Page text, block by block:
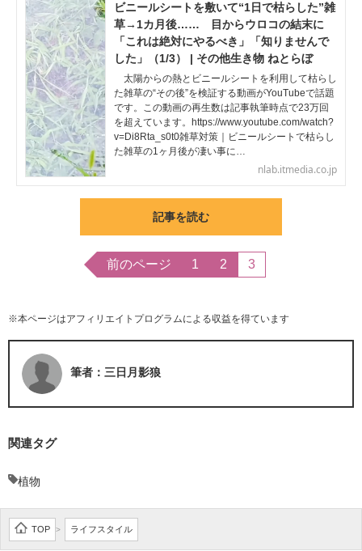
ビニールシートを敷いて“1日で枯らした”雑
草→1カ月後…… 目からウロコの結末に
「これは絶対にやるべき」「知りませんで
した」（1/3） | その他生き物 ねとらぼ
太陽からの熱とビニールシートを利用して枯らし
た雑草の“その後”を検証する動画がYouTubeで話題
です。この動画の再生数は記事執筆時点で23万回
を超えています。https://www.youtube.com/watch?
v=Di8Rta_s0t0雑草対策｜ビニールシートで枯らし
た雑草の1ヶ月後が凄い事に…
nlab.itmedia.co.jp
記事を読む
前のページ 1 2 3
※本ページはアフィリエイトプログラムによる収益を得ています
筆者：三日月影狼
関連タグ
植物
TOP > ライフスタイル